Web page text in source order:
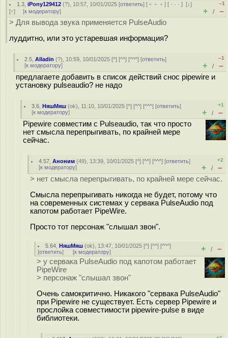
1.3 ,iPony129412 (?), 10:57, 10/01/2025 [ответить] [ ﹢﹢﹢] [ · · ·][↓]
[↑] [к модератору]
–1
+ / –
> Для вывода звука применяется PulseAudio
луддитно, или это устаревшая информация?
2.5 ,Alladin (?), 10:59, 10/01/2025 [^] [^^] [^^^] [ответить]
[к модератору]
–1
+ / –
предлагаете добавить в список действий снос pipewire и
установку pulseaudio? не надо
3.6 ,НяшМяш (ok), 11:10, 10/01/2025 [^] [^^] [^^^] [ответить]
[к модератору]
+1
+ / –
Pipewire совместим с Pulseaudio, так что просто
нет смысла перепрыгивать, по крайней мере
сейчас.
4.57 ,Аноним (49), 13:39, 10/01/2025 [^] [^^] [^^^] [ответить]
[к модератору]
+2
+ / –
> нет смысла перепрыгивать, по крайней мере сейчас.
Смысла перепрыгивать никогда не будет, потому что
на современных системах у сервака PulseAudio под
капотом работает PipeWire.
Просто тот персонаж "слышал звон".
5.64 ,НяшМяш (ok), 13:47, 10/01/2025 [^] [^^] [^^^]
[ответить] [к модератору] + / –
> у сервака PulseAudio под капотом работает
PipeWire
> персонаж "слышал звон"
Очень самокритично. Никакого "сервака PulseAudio"
при Pipewire не существует. Есть сервер Pipewire и
прослойка совместимости pipewire-pulse в виде
библиотеки.